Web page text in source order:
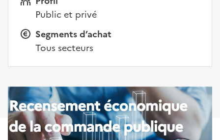
Public et privé
Segments d’achat
Tous secteurs